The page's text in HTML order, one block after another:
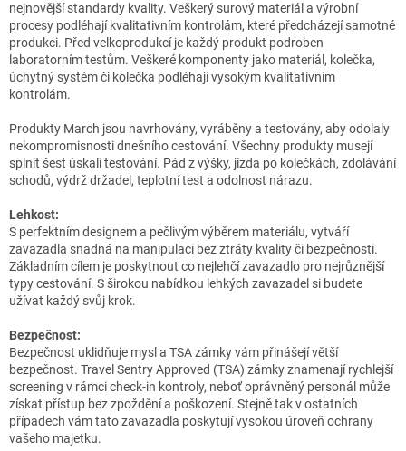
nejnovější standardy kvality. Veškerý surový materiál a výrobní
procesy podléhají kvalitativním kontrolám, které předcházejí samotné
produkci. Před velkoprodukcí je každý produkt podroben
laboratorním testům. Veškeré komponenty jako materiál, kolečka,
úchytný systém či kolečka podléhají vysokým kvalitativním
kontrolám.
Produkty March jsou navrhovány, vyráběny a testovány, aby odolaly
nekompromisnosti dnešního cestování. Všechny produkty musejí
splnit šest úskalí testování. Pád z výšky, jízda po kolečkách, zdolávání
schodů, výdrž držadel, teplotní test a odolnost nárazu.
Lehkost:
S perfektním designem a pečlivým výběrem materiálu, vytváří
zavazadla snadná na manipulaci bez ztráty kvality či bezpečnosti.
Základním cílem je poskytnout co nejlehčí zavazadlo pro nejrůznější
typy cestování. S širokou nabídkou lehkých zavazadel si budete
užívat každý svůj krok.
Bezpečnost:
Bezpečnost uklidňuje mysl a TSA zámky vám přinášejí větší
bezpečnost. Travel Sentry Approved (TSA) zámky znamenají rychlejší
screening v rámci check-in kontroly, neboť oprávněný personál může
získat přístup bez zpoždění a poškození. Stejně tak v ostatních
případech vám tato zavazadla poskytují vysokou úroveň ochrany
vašeho majetku.